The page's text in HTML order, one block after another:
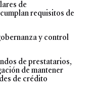
de
requisitos de
y control
de prestatarios,
de mantener
de crédito